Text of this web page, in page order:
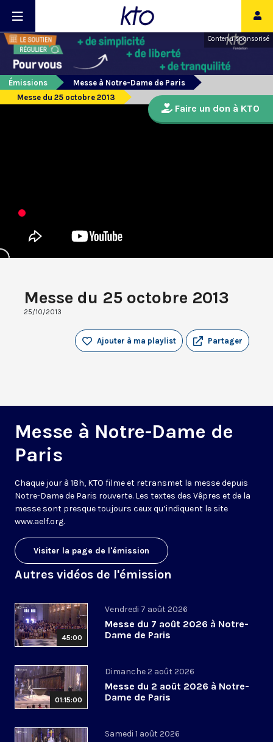
Contenu sponsorisé
Émissions
Messe à Notre-Dame de Paris
Messe du 25 octobre 2013
Messe du 25 octobre 2013
25/10/2013
Partager
Ajouter à ma playlist
Messe à Notre-Dame de
Paris
Chaque jour à 18h, KTO filme et retransmet la messe depuis
Notre-Dame de Paris rouverte. Les textes des Vêpres et de la
messe sont presque toujours ceux qu’indiquent le site
www.aelf.org.
Visiter la page de l'émission
Autres vidéos de l'émission
45:00
Vendredi 7 août 2026
Messe du 7 août 2026 à Notre-
Dame de Paris
01:15:00
Dimanche 2 août 2026
Messe du 2 août 2026 à Notre-
Dame de Paris
Samedi 1 août 2026
Faire un don à KTO